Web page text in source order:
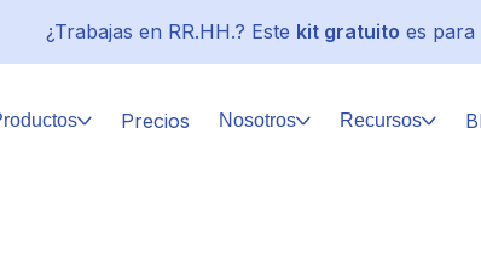
¿Trabajas en RR.HH.? Este kit gratuito es para
Precios Nosotros Recursos